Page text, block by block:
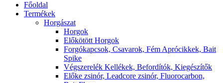
Főoldal
Termékek
Horgászat
Horgok
Előkötött Horgok
Forgókapcsok, Csavarok, Fém Aprócikkek, Bait
Spike
Végszerelék Kellékek, Befordítók, Kiegészítők
Előke zsinór, Leadcore zsinór, Fluorocarbon,